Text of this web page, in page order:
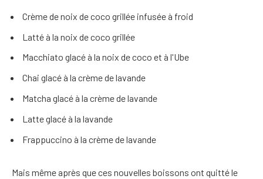
Crème de noix de coco grillée infusée à froid
Latté à la noix de coco grillée
Macchiato glacé à la noix de coco et à l'Ube
Chai glacé à la crème de lavande
Matcha glacé à la crème de lavande
Latte glacé à la lavande
Frappuccino à la crème de lavande
Mais même après que ces nouvelles boissons ont quitté le